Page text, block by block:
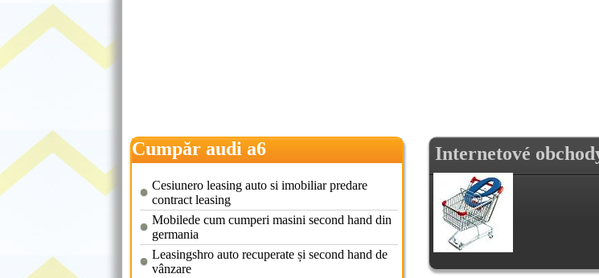
Cumpăr audi a6
Cesiunero leasing auto si imobiliar predare
contract leasing
Mobilede cum cumperi masini second hand din
germania
Leasingshro auto recuperate și second hand de
vânzare
Internetové